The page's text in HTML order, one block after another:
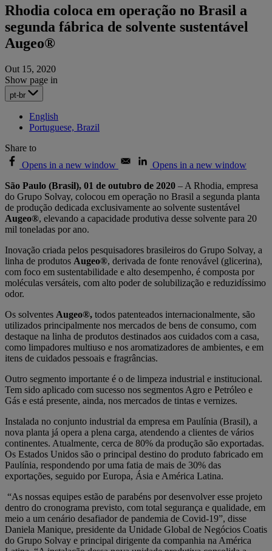
Rhodia coloca em operação no Brasil a
segunda fábrica de solvente sustentável
Augeo®
Out 15, 2020
Show page in
pt-br
English
Portuguese, Brazil
Share to
Opens in a new window
Opens in a new window
São Paulo (Brasil), 01 de outubro de 2020 – A Rhodia, empresa
do Grupo Solvay, colocou em operação no Brasil a segunda planta
de produção dedicada exclusivamente ao solvente sustentável
Augeo®, elevando a capacidade produtiva desse solvente para 20
mil toneladas por ano.
Inovação criada pelos pesquisadores brasileiros do Grupo Solvay, a
linha de produtos Augeo®, derivada de fonte renovável (glicerina),
com foco em sustentabilidade e alto desempenho, é composta por
moléculas versáteis, com alto poder de solubilização e reduzidíssimo
odor.
Os solventes Augeo®, todos patenteados internacionalmente, são
utilizados principalmente nos mercados de bens de consumo, com
destaque na linha de produtos destinados aos cuidados com a casa,
como limpadores multiuso e nos aromatizadores de ambientes, e em
itens de cuidados pessoais e fragrâncias.
Outro segmento importante é o de limpeza industrial e institucional.
Tem sido aplicado com sucesso nos segmentos Agro e Petróleo e
Gás e está presente, ainda, nos mercados de tintas e vernizes.
Instalada no conjunto industrial da empresa em Paulínia (Brasil), a
nova planta já opera a plena carga, atendendo a clientes de vários
continentes. Atualmente, cerca de 80% da produção são exportadas.
Os Estados Unidos são o principal destino do produto fabricado em
Paulínia, respondendo por uma fatia de mais de 30% das
exportações, seguido por Europa, Ásia e América Latina.
“As nossas equipes estão de parabéns por desenvolver esse projeto
dentro do cronograma previsto, com total segurança e qualidade, em
meio a um cenário desafiador de pandemia de Covid-19”, disse
Daniela Manique, presidente da Unidade Global de Negócios Coatis
do Grupo Solvay e principal dirigente da companhia na América